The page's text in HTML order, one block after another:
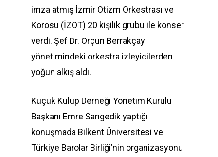
imza atmış İzmir Otizm Orkestrası ve
Korosu (İZOT) 20 kişilik grubu ile konser
verdi. Şef Dr. Orçun Berrakçay
yönetimindeki orkestra izleyicilerden
yoğun alkış aldı.
Küçük Kulüp Derneği Yönetim Kurulu
Başkanı Emre Sarıgedik yaptığı
konuşmada Bilkent Üniversitesi ve
Türkiye Barolar Birliği’nin organizasyonu